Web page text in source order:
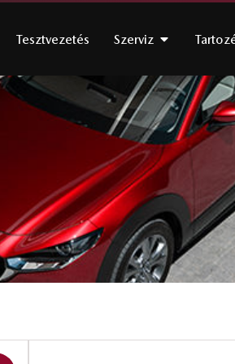
Tesztvezetés Szerviz